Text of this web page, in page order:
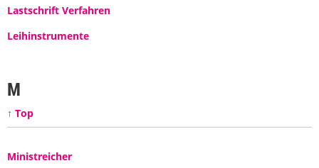
Lastschrift Verfahren
Leihinstrumente
M
↑ Top
Ministreicher